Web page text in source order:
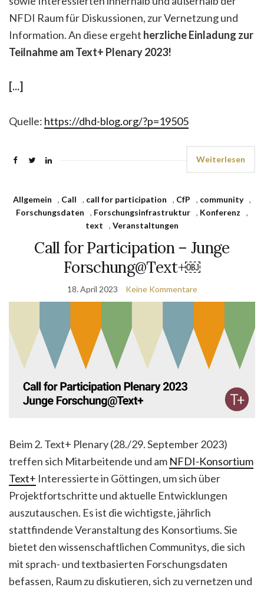
NFDI Raum für Diskussionen, zur Vernetzung und
Information. An diese ergeht herzliche Einladung zur
Teilnahme am Text+ Plenary 2023!
[...]
Quelle: https://dhd-blog.org/?p=19505
Weiterlesen
Allgemein , Call , call for participation , CfP , community ,
Forschungsdaten
, Forschungsinfrastruktur , Konferenz
,
text
, Veranstaltungen
Call for Participation – Junge
Forschung@Text+￼
18. April 2023 Keine Kommentare
Beim 2. Text+ Plenary (28./29. September 2023)
treffen sich Mitarbeitende und am NFDI-Konsortium
Text+ Interessierte in Göttingen, um sich über
Projektfortschritte und aktuelle Entwicklungen
auszutauschen. Es ist die wichtigste, jährlich
stattfindende Veranstaltung des Konsortiums. Sie
bietet den wissenschaftlichen Communitys, die sich
mit sprach- und textbasierten Forschungsdaten
befassen, Raum zu diskutieren, sich zu vernetzen und